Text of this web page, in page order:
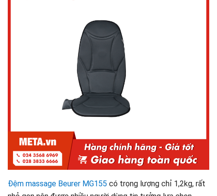
Đệm massage Beurer MG155 có trọng lượng chỉ 1,2kg, rất